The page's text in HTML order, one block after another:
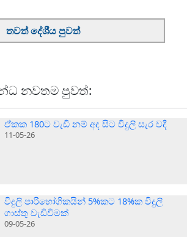
තවත් දේශීය පුවත්
නවතම පුවත්:
ඒකක 180ට වැඩි නම් අද සිට විදුලි සැර වදී
11-05-26
විදුලි පාරිභෝගිකයින් 5%කට 18%ක විදුලි
ගාස්තු වැඩිවීමක්
09-05-26